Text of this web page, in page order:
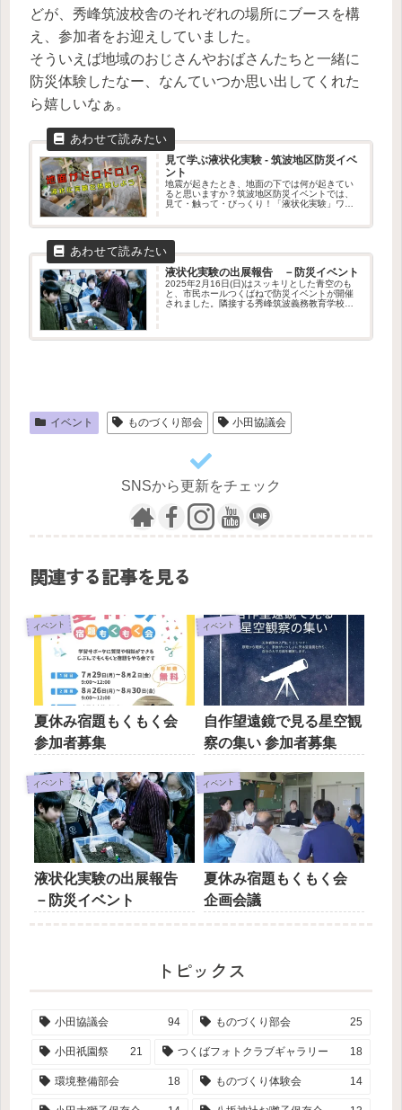
どが、秀峰筑波校舎のそれぞれの場所にブースを構
え、参加者をお迎えしていました。
そういえば地域のおじさんやおばさんたちと一緒に
防災体験したなー、なんていつか思い出してくれた
ら嬉しいなぁ。
見て学ぶ液状化実験 - 筑波地区防災イベ
ント
地震が起きたとき、地面の下では何が起きてい
ると思いますか？筑波地区防災イベントでは、
見て・触って・びっくり！「液状化実験」ワー
液状化実験の出展報告 －防災イベント
2025年2月16日(日)はスッキリとした青空のも
と、市民ホールつくばねで防災イベントが開催
されました。隣接する秀峰筑波義務教育学校の
イベント ものづくり部会 小田協議会
SNSから更新をチェック
関連する記事を見る
イベント
夏休み宿題もくもく会
参加者募集
イベント
自作望遠鏡で見る星空観
察の集い 参加者募集
イベント
液状化実験の出展報告
－防災イベント
イベント
夏休み宿題もくもく会
企画会議
トピックス
小田協議会 94 ものづくり部会 25
小田祇園祭 21 つくばフォトクラブギャラリー 18
環境整備部会 18 ものづくり体験会 14